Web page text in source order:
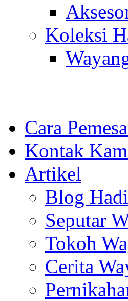
Koleksi
Cara
Kontak
Artikel
Blog
Seputar
Tokoh
Cerita